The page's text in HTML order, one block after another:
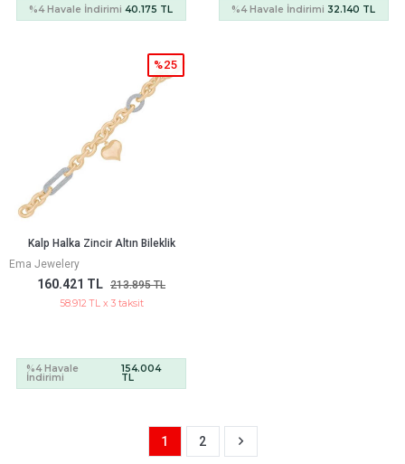
%4 Havale İndirimi40.175 TL %4 Havale İndirimi 32.140 TL
Kalp Halka Zincir Altın Bileklik
Ema Jewelery
160.421 TL 213.895 TL
%25
58.912 TL x 3 taksit
%4 Havale
İndirimi
154.004
TL
1 2